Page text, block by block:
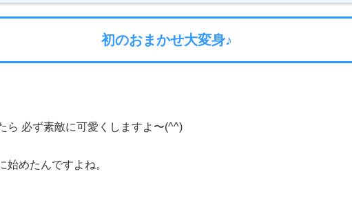
初のおまかせ大変身♪
ら 必ず素敵に可愛くしますよ〜(^^)
始めたんですよね。